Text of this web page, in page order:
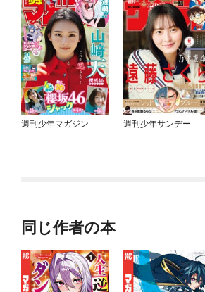
週刊少年マガジン 週刊少年サンデー
同じ作者の本